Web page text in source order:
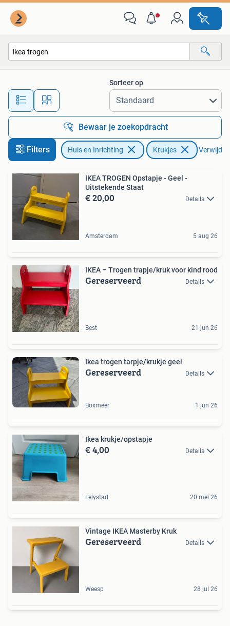
Alle afstanden…
Sorteer op
Bewaar je zoekopdracht
Filters Huis en Inrichting Krukjes
IKEA TROGEN Opstapje - Geel -
Uitstekende Staat
€ 20,00 Details
Amsterdam 5 aug 26
IKEA – Trogen trapje/kruk voor kind rood
Gereserveerd Details
Best 21 jun 26
Ikea trogen tarpje/krukje geel
Gereserveerd Details
Boxmeer 1 jun 26
Ikea krukje/opstapje
€ 4,00 Details
Lelystad 20 mei 26
Vintage IKEA Masterby Kruk
Gereserveerd Details
Weesp 28 jul 26